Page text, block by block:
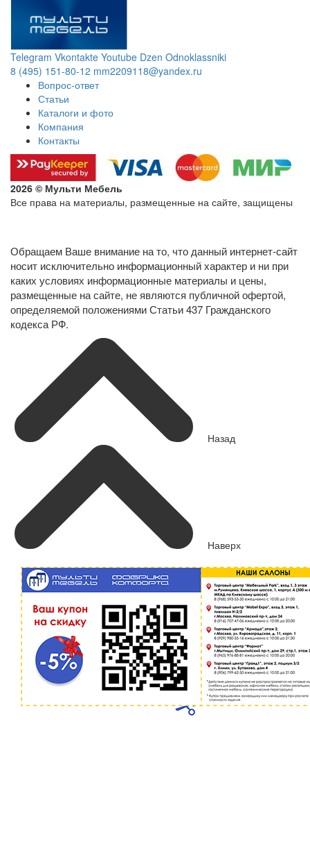
Telegram Vkontakte Youtube Dzen Odnoklassniki
8 (495) 151-80-12 mm2209118@yandex.ru
Вопрос-ответ
Статьи
Каталоги и фото
Компания
Контакты
2026 © Мульти Мебель
Все права на материалы, размещенные на сайте, защищены
Обращаем Ваше внимание на то, что данный интернет-сайт
носит исключительно информационный характер и ни при
каких условиях информационные материалы и цены,
размещенные на сайте, не являются публичной офертой,
определяемой положениями Статьи 437 Гражданского
кодекса РФ.
Назад
Наверх